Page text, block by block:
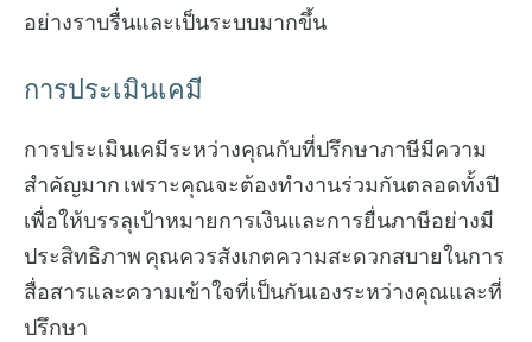
อย่างราบรื่นและเป็นระบบมากขึ้น
การประเมินเคมี
การประเมินเคมีระหว่างคุณกับที่ปรึกษาภาษีมีความ
สำคัญมาก เพราะคุณจะต้องทำงานร่วมกันตลอดทั้งปี
เพื่อให้บรรลุเป้าหมายการเงินและการยื่นภาษีอย่างมี
ประสิทธิภาพ คุณควรสังเกตความสะดวกสบายในการ
สื่อสารและความเข้าใจที่เป็นกันเองระหว่างคุณและที่
ปรึกษา